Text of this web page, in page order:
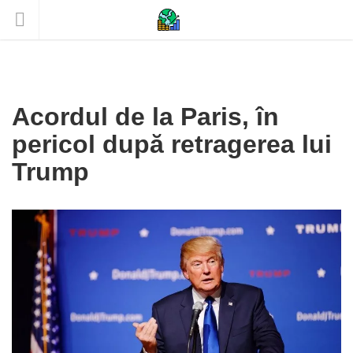
Acordul de la Paris, în
pericol după retragerea lui
Trump